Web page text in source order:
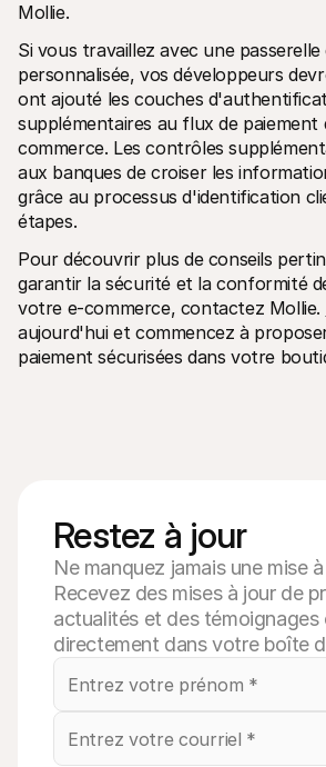
Mollie.
Si vous travaillez avec une
personnalisée, vos développeurs
ont ajouté les couches
supplémentaires au flux de paiement
commerce. Les contrôles
aux banques de croiser les
grâce au processus d'identification
étapes.
Pour découvrir plus de conseils
garantir la sécurité et la conformité
votre e-commerce, contactez Mollie.
aujourd'hui et commencez à
paiement sécurisées dans votre
Restez à jour
Ne manquez jamais une mise
Recevez des mises à jour de
actualités et des témoignages
directement dans votre boîte